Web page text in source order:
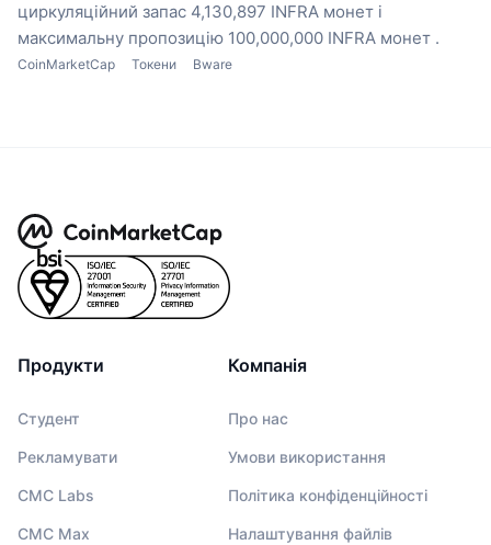
циркуляційний запас 4,130,897 INFRA монет і
максимальну пропозицію 100,000,000 INFRA монет .
CoinMarketCap Токени Bware
Продукти
Студент
Рекламувати
CMC Labs
CMC Max
Компанія
Про нас
Умови використання
Політика конфіденційності
Налаштування файлів